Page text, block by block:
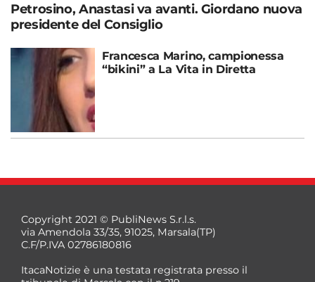
Petrosino, Anastasi va avanti. Giordano nuova
presidente del Consiglio
Francesca Marino, campionessa
“bikini” a La Vita in Diretta
Copyright 2021 © PubliNews S.r.l.s.
via Amendola 33/35, 91025, Marsala(TP)
C.F/P.IVA 02786180816
ItacaNotizie è una testata registrata presso il